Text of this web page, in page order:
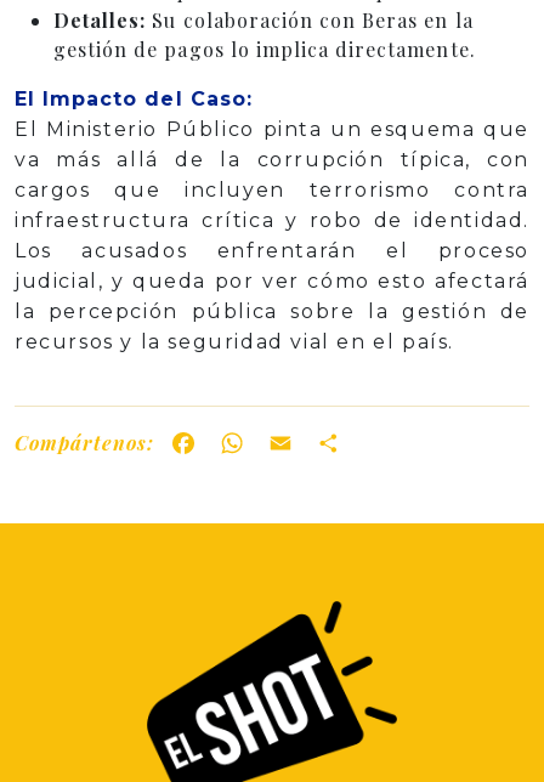
Detalles: Su colaboración con Beras en la
gestión de pagos lo implica directamente.
El Impacto del Caso:
El Ministerio Público pinta un esquema que
va más allá de la corrupción típica, con
cargos que incluyen terrorismo contra
infraestructura crítica y robo de identidad.
Los acusados enfrentarán el proceso
judicial, y queda por ver cómo esto afectará
la percepción pública sobre la gestión de
recursos y la seguridad vial en el país.
Compártenos: FacebookWhatsApp
Email